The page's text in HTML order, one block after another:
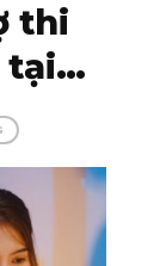
thi
tại